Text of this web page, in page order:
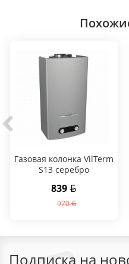
Газовая колонка VilTerm
S13 серебро
839
970
Подписка на